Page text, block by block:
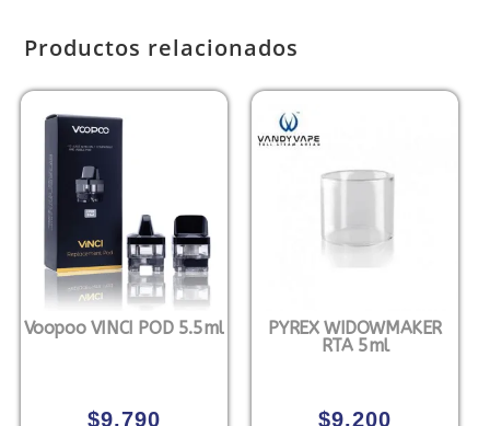
Productos relacionados
Voopoo VINCI POD 5.5ml
$9.790
PYREX WIDOWMAKER
RTA 5ml
$9.200